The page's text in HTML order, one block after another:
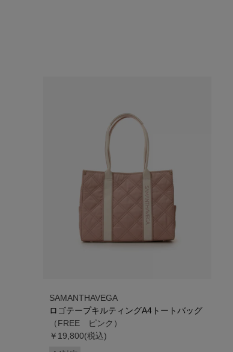
SAMANTHAVEGA
ロゴテープキルティングA4トートバッグ
（FREE ピンク）
￥19,800(税込)